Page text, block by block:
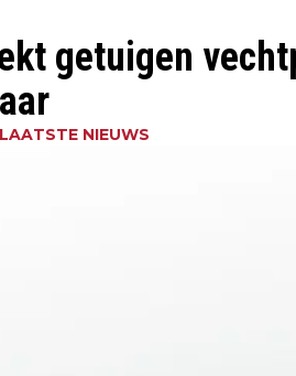
getuigen
LAATSTE NIEUWS